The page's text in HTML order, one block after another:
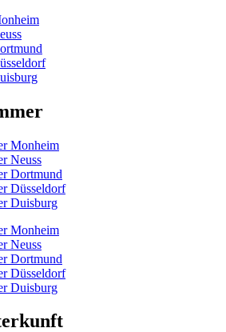
Monheim
Neuss
Dortmund
Düsseldorf
Duisburg
Monheim
Neuss
Dortmund
Düsseldorf
Duisburg